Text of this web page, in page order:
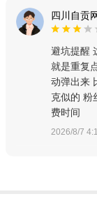
四川自贡
避坑提醒
就是重复
动弹出来
克似的 粉
费时间
2026/8/7